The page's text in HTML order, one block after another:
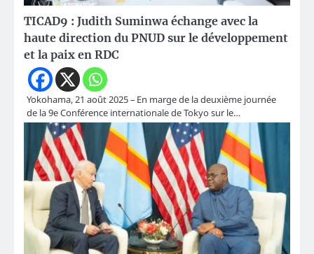
TICAD9 : Judith Suminwa échange avec la
haute direction du PNUD sur le développement
et la paix en RDC
Yokohama, 21 août 2025 – En marge de la deuxième journée
de la 9e Conférence internationale de Tokyo sur le…